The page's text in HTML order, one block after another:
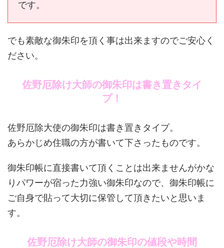
です。
でも素敵な御朱印を頂く事は出来ますのでご安心く
ださい。
佐野厄除け大師の御朱印は書き置きタイ
プ！
佐野厄除大使の御朱印は書き置きタイプ。
あらかじめ住職の方が書いて下さったものです。
御朱印帳に直接書いて頂くことは出来ませんがかな
りパワーが宿った力強い御朱印なので、御朱印帳に
ご自身で貼って大切に保管して頂きたいと思いま
す。
佐野厄除け大師の御朱印の値段や時間